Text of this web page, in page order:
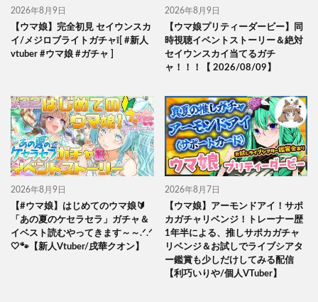
2026年8月9日
【ウマ娘】完全初見 セイウンスカ
イ/メジロブライトガチャ❕[ #新人
vtuber #ウマ娘 #ガチャ ]
2026年8月9日
【ウマ娘プリティーダービー】同
時視聴イベントストーリー＆絶対
セイウンスカイ当てるガチ
ャ！！！【 2026/08/09】
2026年8月9日
【#ウマ娘】はじめてのウマ娘🔰
「あの夏のケセラセラ」ガチャ＆
イベスト読むやってきます～～.ᐟ.ᐟ
🤍🐾【新人Vtuber/戌華クオン】
2026年8月7日
【ウマ娘】アーモンドアイ！サポ
カガチャリベンジ！トレーナー歴
1年半による、推しサポカガチャ
リベンジ＆お試しでライブシアタ
ー鑑賞も少しだけしてみる配信
【利巧いりや/個人VTuber】